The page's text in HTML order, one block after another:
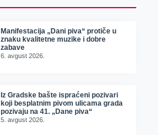
Manifestacija „Dani piva“ protiče u
znaku kvalitetne muzike i dobre
zabave
6. avgust 2026.
Iz Gradske bašte ispraćeni pozivari
koji besplatnim pivom ulicama grada
pozivaju na 41. „Dane piva“
5. avgust 2026.